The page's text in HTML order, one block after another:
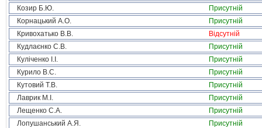
Козир Б.Ю.
Присутній
Корнацький А.О.
Присутній
Кривохатько В.В.
Відсутній
Кудлаєнко С.В.
Присутній
Куліченко І.І.
Присутній
Курило В.С.
Присутній
Кутовий Т.В.
Присутній
Лаврик М.І.
Присутній
Лещенко С.А.
Присутній
Лопушанський А.Я.
Присутній